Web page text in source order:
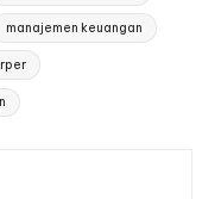
manajemen keuangan